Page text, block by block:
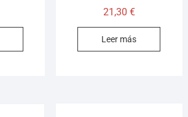
21,30 €
Leer más